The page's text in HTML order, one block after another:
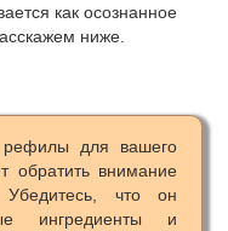
как осознанное
ниже.
для вашего
обратить внимание
что он
ингредиенты и